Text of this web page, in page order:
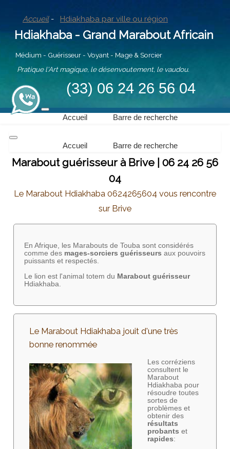
Accueil - Hdiakhaba par ville ou région
Hdiakhaba - Grand Marabout Africain
Médium - Guérisseur - Voyant - Mage & Sorcier
Pratique l'Art magique, le désenvoutement, le vaudou.
(33) 06 24 26 56 04
Accueil Barre de recherche
Accueil Barre de recherche
Marabout guérisseur à Brive | 06 24 26 56
04
Le Marabout Hdiakhaba 0624265604 vous rencontre
sur Brive
En Afrique, les Marabouts de Touba sont considérés
comme des mages-sorciers guérisseurs aux pouvoirs
puissants et respectés.
Le lion est l'animal totem du Marabout guérisseur
Hdiakhaba.
Le Marabout Hdiakhaba jouit d'une très
bonne renommée
Les corréziens
consultent le
Marabout
Hdiakhaba pour
résoudre toutes
sortes de
problèmes et
obtenir des
résultats
probants et
rapides: